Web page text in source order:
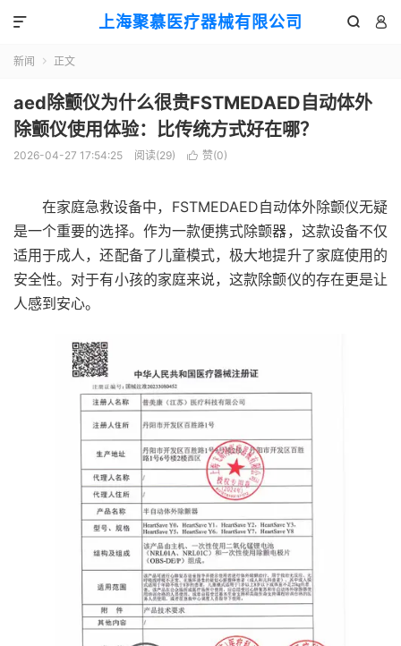
上海聚慕医疗器械有限公司  

新闻  正文
aed除颤仪为什么很贵FSTMEDAED自动体外
除颤仪使用体验：比传统方式好在哪？
2026-04-27 17:54:25 阅读(29)  赞(0)
在家庭急救设备中，FSTMEDAED自动体外除颤仪无疑
是一个重要的选择。作为一款便携式除颤器，这款设备不仅
适用于成人，还配备了儿童模式，极大地提升了家庭使用的
安全性。对于有小孩的家庭来说，这款除颤仪的存在更是让
人感到安心。